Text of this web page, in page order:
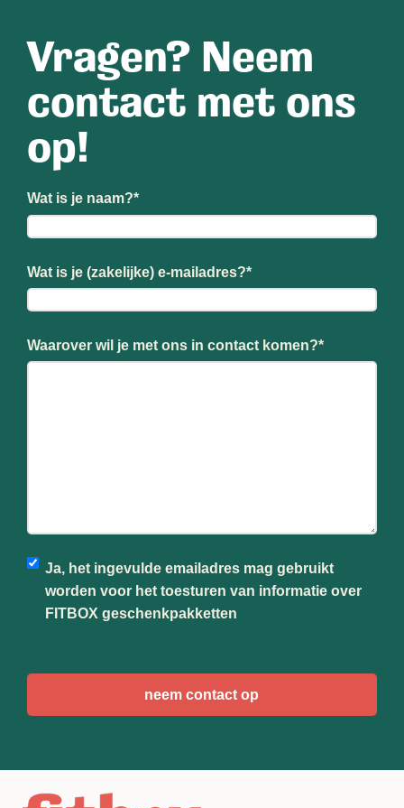
Vragen? Neem
contact met ons
op!
Wat is je naam?*
Wat is je (zakelijke) e-mailadres?*
Waarover wil je met ons in contact komen?*
Ja, het ingevulde emailadres mag gebruikt
worden voor het toesturen van informatie over
FITBOX geschenkpakketten